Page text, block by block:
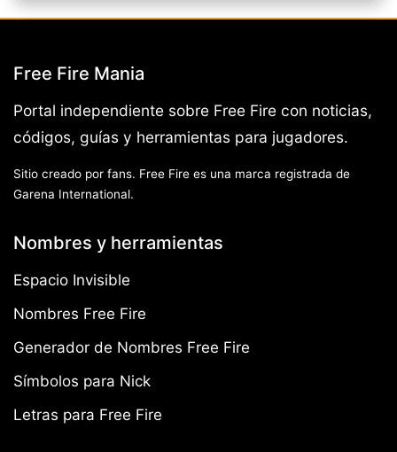
Free Fire Mania
Portal independiente sobre Free Fire con noticias,
códigos, guías y herramientas para jugadores.
Sitio creado por fans. Free Fire es una marca registrada de
Garena International.
Nombres y herramientas
Espacio Invisible
Nombres Free Fire
Generador de Nombres Free Fire
Símbolos para Nick
Letras para Free Fire